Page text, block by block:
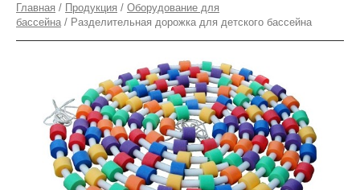
Главная / Продукция / Оборудование для
бассейна / Разделительная дорожка для детского бассейна